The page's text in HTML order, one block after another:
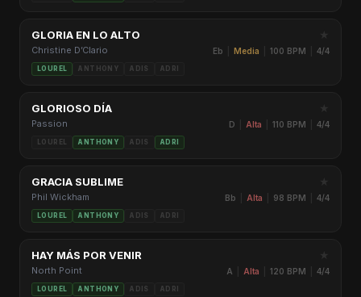
GLORIA EN LO ALTO
Christine D’Clario Eb Media 100 BPM 4/4
LOUREL ANTHONY ADIS ADRI
GLORIOSO DÍA
Passion D Alta 110 BPM 4/4
LOUREL ANTHONY ADIS ADRI
GRACIA SUBLIME
Phil Wickham Bb Alta 98 BPM 4/4
LOUREL ANTHONY ADIS ADRI
HAY MÁS POR VENIR
North Point A Alta 120 BPM 4/4
LOUREL ANTHONY ADIS ADRI